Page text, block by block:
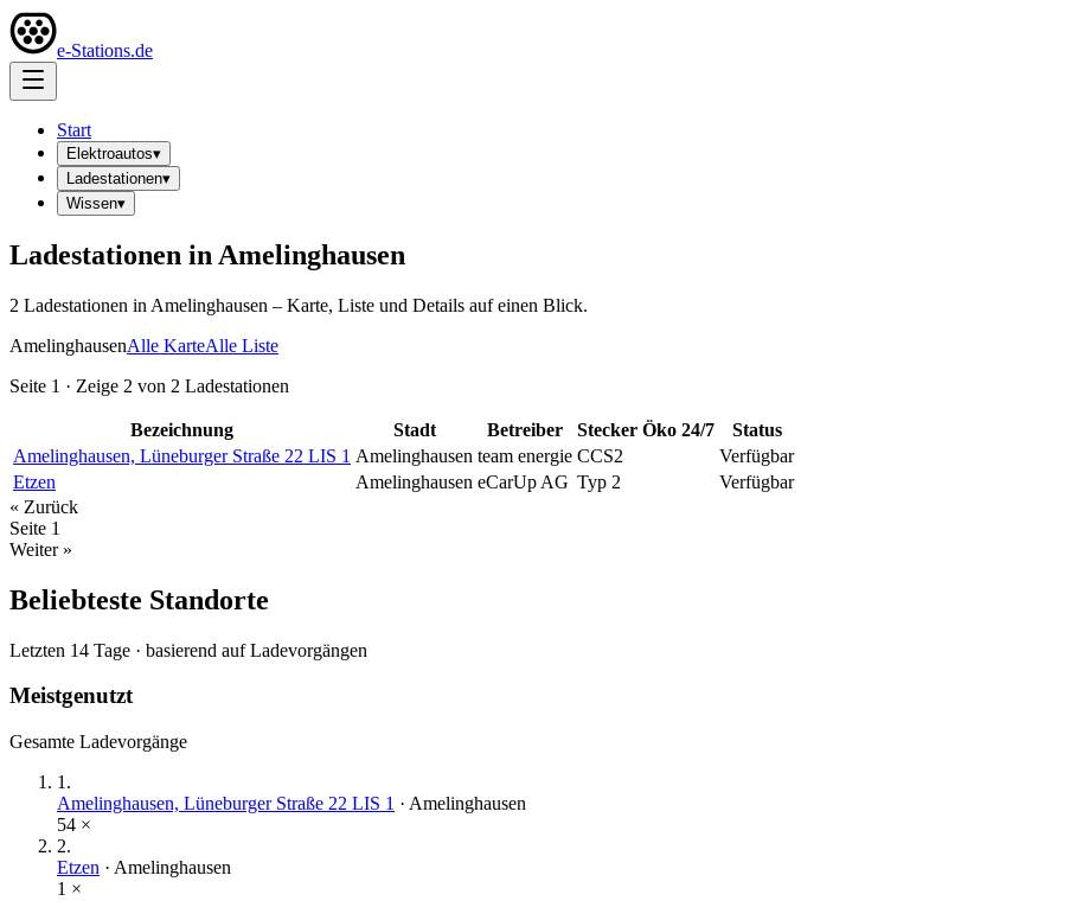
e-Stations.de
Start
Elektroautos▾
Ladestationen▾
Wissen▾
Ladestationen in Amelinghausen
2 Ladestationen in Amelinghausen – Karte, Liste und Details auf einen Blick.
AmelinghausenAlle KarteAlle Liste
Seite 1 · Zeige 2 von 2 Ladestationen
Bezeichnung Stadt Betreiber Stecker Öko 24/7
Status
Amelinghausen, Lüneburger Straße 22 LIS 1 Amelinghausen team energie CCS2
Verfügbar
Etzen
Amelinghausen eCarUp AG Typ 2
Verfügbar
« Zurück
Seite 1
Weiter »
Beliebteste Standorte
Letzten 14 Tage · basierend auf Ladevorgängen
Meistgenutzt
Gesamte Ladevorgänge
1 .
Amelinghausen, Lüneburger Straße 22 LIS 1 · Amelinghausen
54 ×
2.
Etzen · Amelinghausen
1 ×